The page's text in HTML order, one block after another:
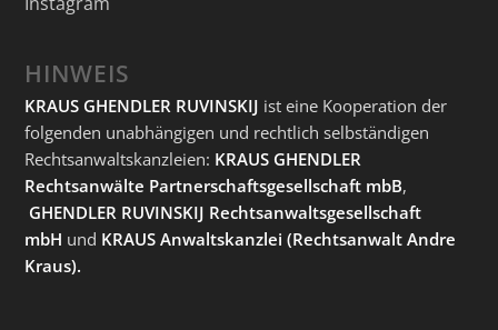
HINWEIS
KRAUS GHENDLER RUVINSKIJ ist eine Kooperation der
folgenden unabhängigen und rechtlich selbständigen
Rechtsanwaltskanzleien: KRAUS GHENDLER
Rechtsanwälte Partnerschaftsgesellschaft mbB,
GHENDLER RUVINSKIJ Rechtsanwaltsgesellschaft
mbH und KRAUS Anwaltskanzlei (Rechtsanwalt Andre
Kraus).